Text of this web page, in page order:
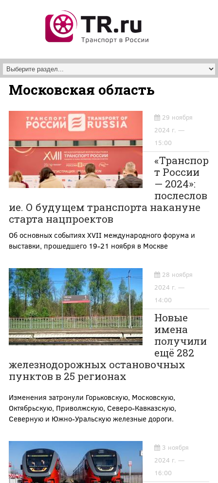
Московская область
29 ноября
2024 г. —
15:00
«Транспор
т России
— 2024»:
послеслов
ие. О будущем транспорта накануне
старта нацпроектов
Об основных событиях XVII международного форума и
выставки, прошедшего 19-21 ноября в Москве
28 ноября
2024 г. —
14:00
Новые
имена
получили
ещё 282
железнодорожных остановочных
пунктов в 25 регионах
Изменения затронули Горьковскую, Московскую,
Октябрьскую, Приволжскую, Северо-Кавказскую,
Северную и Южно-Уральскую железные дороги.
3 ноября
2024 г. —
16:00